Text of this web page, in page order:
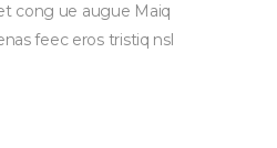
cong ue augue Maiq
feec eros tristiq nsl